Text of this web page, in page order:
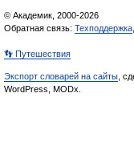
© Академик, 2000-2026
Обратная связь: Техподдержка
👣 Путешествия
Экспорт словарей на сайты ,
WordPress, MODx.